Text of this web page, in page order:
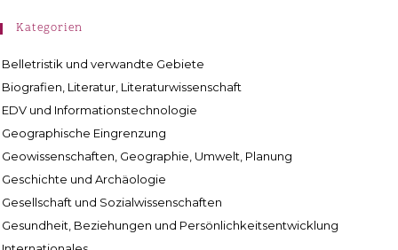
Kategorien
Belletristik und verwandte Gebiete
Biografien, Literatur, Literaturwissenschaft
EDV und Informationstechnologie
Geographische Eingrenzung
Geowissenschaften, Geographie, Umwelt, Planung
Geschichte und Archäologie
Gesellschaft und Sozialwissenschaften
Gesundheit, Beziehungen und Persönlichkeitsentwicklung